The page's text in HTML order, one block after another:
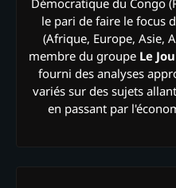
Démocratique du Congo
le pari de faire le focus
(Afrique, Europe, Asie,
membre du groupe Le
fourni des analyses
variés sur des sujets
en passant par